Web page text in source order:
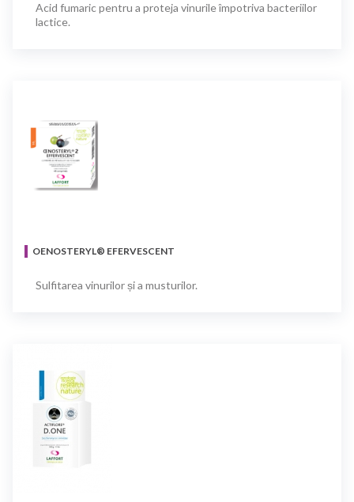
Acid fumaric pentru a proteja vinurile împotriva bacteriilor
lactice.
OENOSTERYL® EFERVESCENT
Sulfitarea vinurilor și a musturilor.